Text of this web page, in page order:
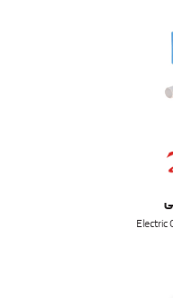
Electric